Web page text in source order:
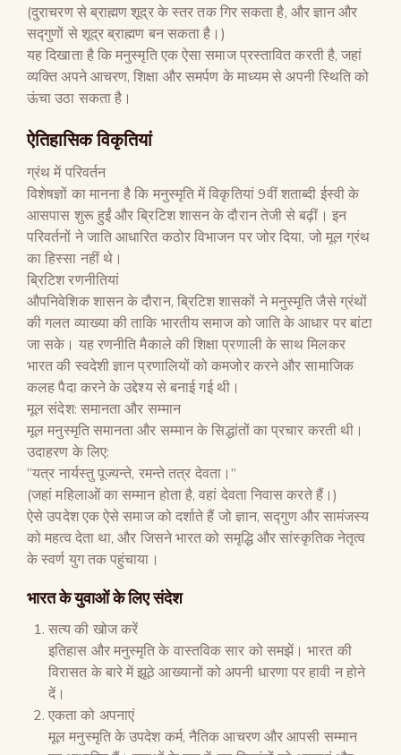
(दुराचरण से ब्राह्मण शूद्र के स्तर तक गिर सकता है, और ज्ञान और
सद्गुणों से शूद्र ब्राह्मण बन सकता है।)
यह दिखाता है कि मनुस्मृति एक ऐसा समाज प्रस्तावित करती है, जहां
व्यक्ति अपने आचरण, शिक्षा और समर्पण के माध्यम से अपनी स्थिति को
ऊंचा उठा सकता है।
ऐतिहासिक विकृतियां
ग्रंथ में परिवर्तन
विशेषज्ञों का मानना है कि मनुस्मृति में विकृतियां 9वीं शताब्दी ईस्वी के
आसपास शुरू हुईं और ब्रिटिश शासन के दौरान तेजी से बढ़ीं। इन
परिवर्तनों ने जाति आधारित कठोर विभाजन पर जोर दिया, जो मूल ग्रंथ
का हिस्सा नहीं थे।
ब्रिटिश रणनीतियां
औपनिवेशिक शासन के दौरान, ब्रिटिश शासकों ने मनुस्मृति जैसे ग्रंथों
की गलत व्याख्या की ताकि भारतीय समाज को जाति के आधार पर बांटा
जा सके। यह रणनीति मैकाले की शिक्षा प्रणाली के साथ मिलकर
भारत की स्वदेशी ज्ञान प्रणालियों को कमजोर करने और सामाजिक
कलह पैदा करने के उद्देश्य से बनाई गई थी।
मूल संदेश: समानता और सम्मान
मूल मनुस्मृति समानता और सम्मान के सिद्धांतों का प्रचार करती थी।
उदाहरण के लिए:
“यत्र नार्यस्तु पूज्यन्ते, रमन्ते तत्र देवता।”
(जहां महिलाओं का सम्मान होता है, वहां देवता निवास करते हैं।)
ऐसे उपदेश एक ऐसे समाज को दर्शाते हैं जो ज्ञान, सद्गुण और सामंजस्य
को महत्व देता था, और जिसने भारत को समृद्धि और सांस्कृतिक नेतृत्व
के स्वर्ण युग तक पहुंचाया।
भारत के युवाओं के लिए संदेश
सत्य की खोज करें
इतिहास और मनुस्मृति के वास्तविक सार को समझें। भारत की
विरासत के बारे में झूठे आख्यानों को अपनी धारणा पर हावी न होने
दें।
एकता को अपनाएं
मूल मनुस्मृति के उपदेश कर्म, नैतिक आचरण और आपसी सम्मान